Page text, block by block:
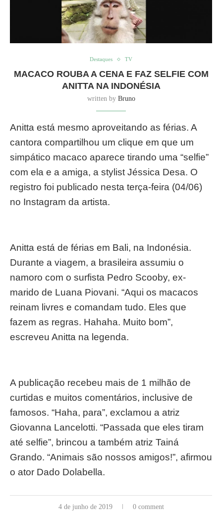
Destaques TV
MACACO ROUBA A CENA E FAZ SELFIE COM
ANITTA NA INDONÉSIA
written by Bruno
Anitta está mesmo aproveitando as férias. A
cantora compartilhou um clique em que um
simpático macaco aparece tirando uma “selfie”
com ela e a amiga, a stylist Jéssica Desa. O
registro foi publicado nesta terça-feira (04/06)
no Instagram da artista.
Anitta está de férias em Bali, na Indonésia.
Durante a viagem, a brasileira assumiu o
namoro com o surfista Pedro Scooby, ex-
marido de Luana Piovani. “Aqui os macacos
reinam livres e comandam tudo. Eles que
fazem as regras. Hahaha. Muito bom”,
escreveu Anitta na legenda.
A publicação recebeu mais de 1 milhão de
curtidas e muitos comentários, inclusive de
famosos. “Haha, para”, exclamou a atriz
Giovanna Lancelotti. “Passada que eles tiram
até selfie”, brincou a também atriz Tainá
Grando. “Animais são nossos amigos!”, afirmou
o ator Dado Dolabella.
4 de junho de 2019 0 comment